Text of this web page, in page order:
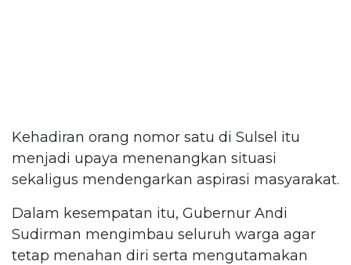
Kehadiran orang nomor satu di Sulsel itu
menjadi upaya menenangkan situasi
sekaligus mendengarkan aspirasi masyarakat.
Dalam kesempatan itu, Gubernur Andi
Sudirman mengimbau seluruh warga agar
tetap menahan diri serta mengutamakan